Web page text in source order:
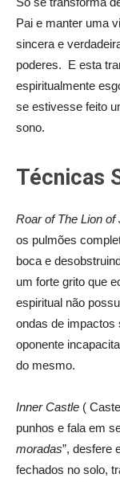
Pai e manter uma
sincera e
poderes. E esta
espiritualmente
se estivesse feito
sono.
Técnicas
Roar of The Lion of
os pulmões
boca e
um forte grito que
espiritual não
ondas de impactos
oponente
do mesmo.
Inner Castle (
punhos e fala em
moradas”, desfere
fechados no solo,